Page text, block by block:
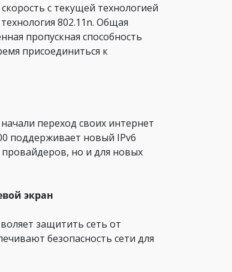
с текущей технологией
802.11n. Общая
пропускная способность
присоединиться к
переход своих интернет
поддерживает новый IPv6
но и для новых
экран
защитить сеть от
безопасность сети для